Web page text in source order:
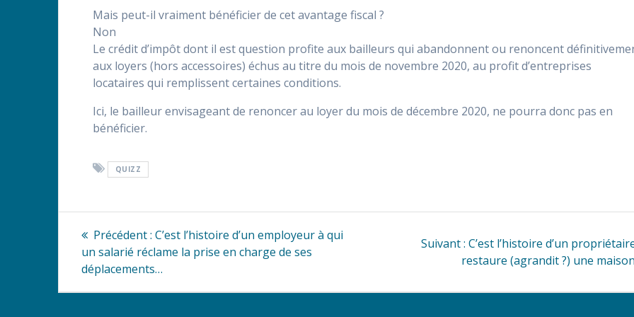
Mais peut-il vraiment bénéficier de cet avantage fiscal ?
Non
Le crédit d’impôt dont il est question profite aux bailleurs qui abandonnent ou renoncent
aux loyers (hors accessoires) échus au titre du mois de novembre 2020, au profit d’entreprises
locataires qui remplissent certaines conditions.
Ici, le bailleur envisageant de renoncer au loyer du mois de décembre 2020, ne pourra donc pas en
bénéficier.
QUIZZ
Navigation
de
l’article
Précédent : Article
précédent
:
C’est l’histoire d’un employeur à qui
un salarié réclame la prise en charge de ses
déplacements…
Suivant : Article
suivant
C’est l’histoire d’un
restaure (agrandit ?) une